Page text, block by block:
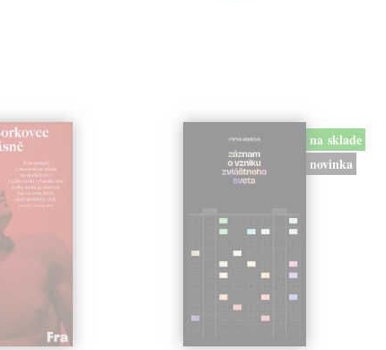
na sklade
novinka